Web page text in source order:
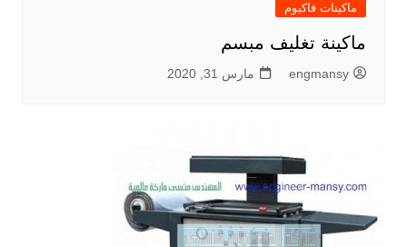
ماكينات فاكيوم
ماكينة تغليف مبسم
engmansy مارس 31, 2020